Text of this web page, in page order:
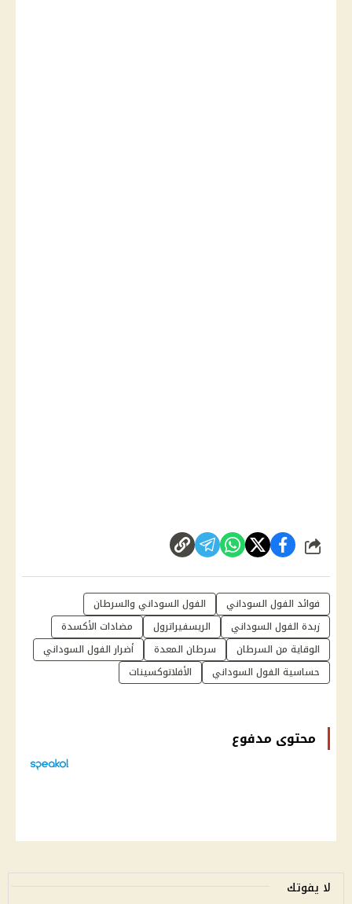
شارك
فوائد الفول السوداني
الفول السوداني والسرطان
زبدة الفول السوداني
الريسفيراترول
مضادات الأكسدة
الوقاية من السرطان
سرطان المعدة
أضرار الفول السوداني
حساسية الفول السوداني
الأفلاتوكسينات
محتوى مدفوع
لا يفوتك